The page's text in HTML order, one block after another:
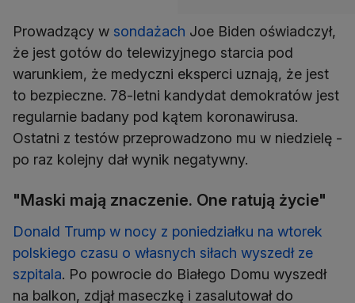
Prowadzący w sondażach Joe Biden oświadczył,
że jest gotów do telewizyjnego starcia pod
warunkiem, że medyczni eksperci uznają, że jest
to bezpieczne. 78-letni kandydat demokratów jest
regularnie badany pod kątem koronawirusa.
Ostatni z testów przeprowadzono mu w niedzielę -
po raz kolejny dał wynik negatywny.
"Maski mają znaczenie. One ratują życie"
Donald Trump w nocy z poniedziałku na wtorek
polskiego czasu o własnych siłach wyszedł ze
szpitala. Po powrocie do Białego Domu wyszedł
na balkon, zdjął maseczkę i zasalutował do